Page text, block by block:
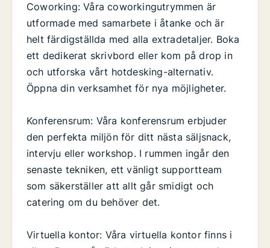
Coworking: Våra coworkingutrymmen är
utformade med samarbete i åtanke och är
helt färdigställda med alla extradetaljer. Boka
ett dedikerat skrivbord eller kom på drop in
och utforska vårt hotdesking-alternativ.
Öppna din verksamhet för nya möjligheter.
Konferensrum: Våra konferensrum erbjuder
den perfekta miljön för ditt nästa säljsnack,
intervju eller workshop. I rummen ingår den
senaste tekniken, ett vänligt supportteam
som säkerställer att allt går smidigt och
catering om du behöver det.
Virtuella kontor: Våra virtuella kontor finns i